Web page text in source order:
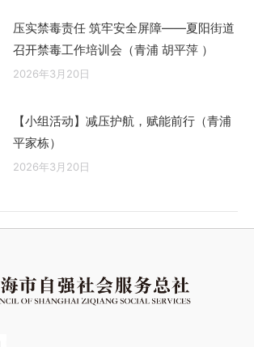
压实禁毒责任 筑牢安全屏障——夏阳街道
召开禁毒工作培训会（青浦 胡平萍 ）
2026年3月20日
【小组活动】减压护航，赋能前行（青浦
平家栋）
2026年3月20日